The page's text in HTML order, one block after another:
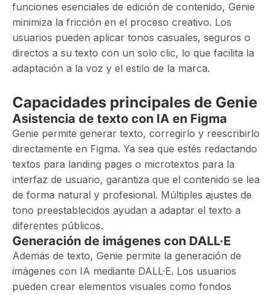
funciones esenciales de edición de contenido, Genie
minimiza la fricción en el proceso creativo. Los
usuarios pueden aplicar tonos casuales, seguros o
directos a su texto con un solo clic, lo que facilita la
adaptación a la voz y el estilo de la marca.
Capacidades principales de Genie
Asistencia de texto con IA en Figma
Genie permite generar texto, corregirlo y reescribirlo
directamente en Figma. Ya sea que estés redactando
textos para landing pages o microtextos para la
interfaz de usuario, garantiza que el contenido se lea
de forma natural y profesional. Múltiples ajustes de
tono preestablecidos ayudan a adaptar el texto a
diferentes públicos.
Generación de imágenes con DALL·E
Además de texto, Genie permite la generación de
imágenes con IA mediante DALL·E. Los usuarios
pueden crear elementos visuales como fondos